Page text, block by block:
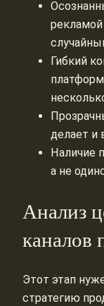
Гибкий
делает и
Наличие
а не
Анализ
каналов
Этот этап
стратегию